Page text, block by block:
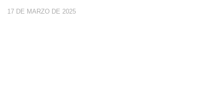
17 DE MARZO DE 2025